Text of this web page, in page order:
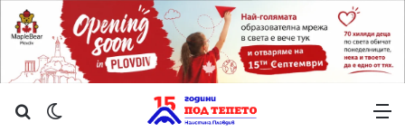
Търсене ...